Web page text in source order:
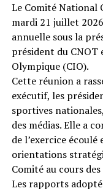
Le Comité National
mardi 21 juillet
annuelle sous la
président du
Olympique (CIO).
Cette réunion a
exécutif, les
sportives
des médias. Elle a
de l’exercice
orientations
Comité au cours
Les rapports